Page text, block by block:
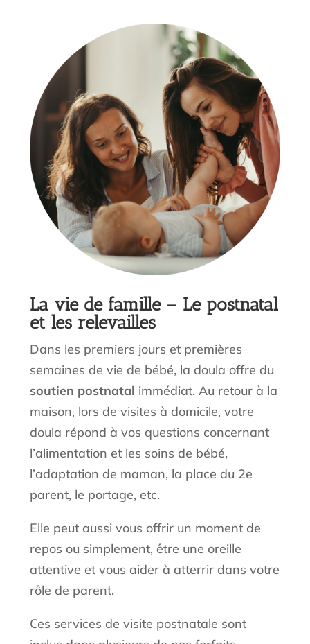
La vie de famille – Le postnatal
et les relevailles
Dans les premiers jours et premières
semaines de vie de bébé, la doula offre du
soutien postnatal immédiat. Au retour à la
maison, lors de visites à domicile, votre
doula répond à vos questions concernant
l’alimentation et les soins de bébé,
l’adaptation de maman, la place du 2e
parent, le portage, etc.
Elle peut aussi vous offrir un moment de
repos ou simplement, être une oreille
attentive et vous aider à atterrir dans votre
rôle de parent.
Ces services de visite postnatale sont